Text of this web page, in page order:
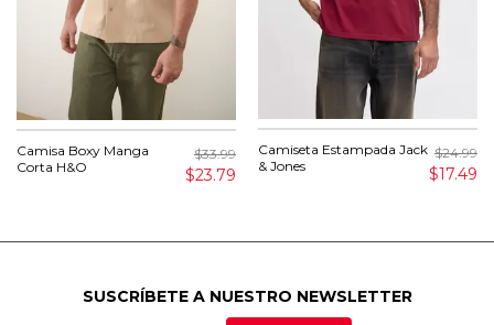
Camisa Boxy Manga
Corta H&O
$33.99
$23.79
Camiseta Estampada Jack
& Jones
$24.99
$17.49
SUSCRÍBETE A NUESTRO NEWSLETTER